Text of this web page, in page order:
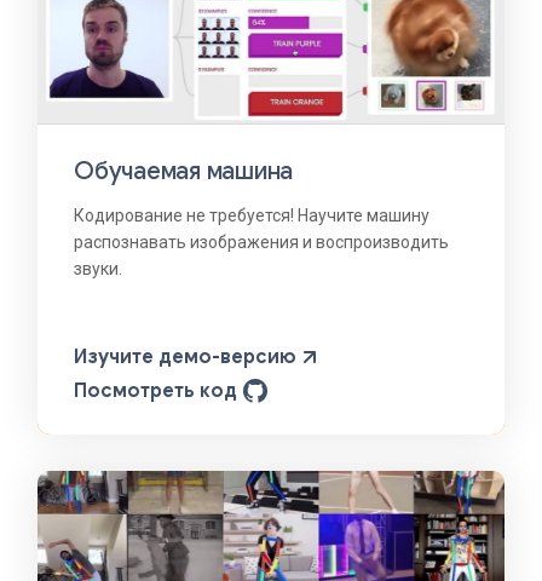
Обучаемая машина
Кодирование не требуется! Научите машину
распознавать изображения и воспроизводить
звуки.
Изучите демо-версию
Посмотреть код